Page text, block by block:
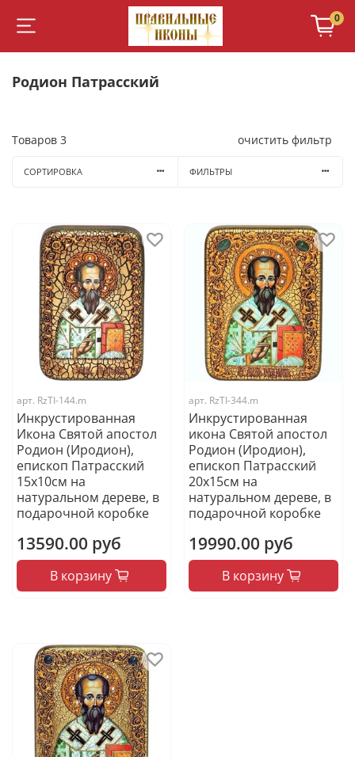
0
Родион Патрасский
Товаров 3 очистить фильтр
СОРТИРОВКА ФИЛЬТРЫ
арт. RzTI-144.m
Инкрустированная
Икона Святой апостол
Родион (Иродион),
епископ Патрасский
15х10см на
натуральном дереве, в
подарочной коробке
13590.00 руб
В корзину
арт. RzTI-344.m
Инкрустированная
икона Святой апостол
Родион (Иродион),
епископ Патрасский
20х15см на
натуральном дереве, в
подарочной коробке
19990.00 руб
В корзину